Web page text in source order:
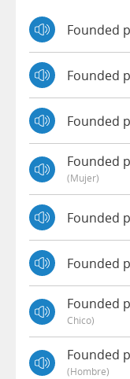
Founded
Founded
Founded
Founded
(mujer)
Founded
Founded
Founded
Chico)
Founded
(hombre)